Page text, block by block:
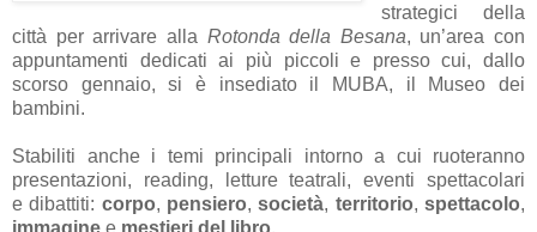
strategici della
città per arrivare alla Rotonda della Besana, un’area con
appuntamenti dedicati ai più piccoli e presso cui, dallo
scorso gennaio, si è insediato il MUBA, il Museo dei
bambini.
Stabiliti anche i temi principali intorno a cui ruoteranno
presentazioni, reading, letture teatrali, eventi spettacolari
edibattiti: corpo, pensiero,società, territorio,spettacolo,
immagine e mestieri del libro.